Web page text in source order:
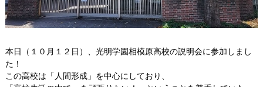
ブログ
本日（１０月１２日）、光明学園相模原高校の説明会に参加しまし
た！
この高校は「人間形成」を中心にしており、